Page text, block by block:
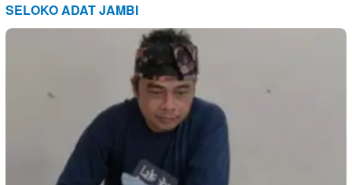
SELOKO ADAT JAMBI